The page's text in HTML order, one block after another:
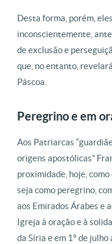
Desta forma, porém,
inconscientemente,
de exclusão e
que, no entanto,
Páscoa.
Peregrino e em
Aos Patriarcas
origens apostólicas”
proximidade, hoje,
seja como peregrino,
aos Emirados Árabes e
Igreja à oração e à
da Síria e em 1º de